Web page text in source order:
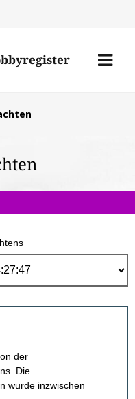
Menü
der
Die
wurde inzwischen